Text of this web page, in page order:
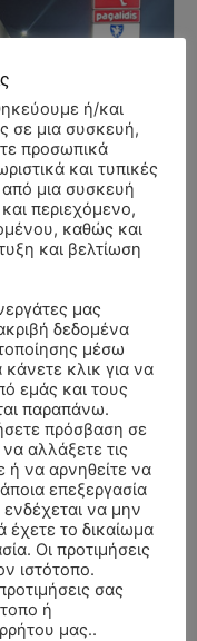
ή/και
σε μια συσκευή,
προσωπικά
και τυπικές
μια συσκευή
περιεχόμενο,
καθώς και
και βελτίωση
μας
δεδομένα
μέσω
κλικ για να
εμάς και τους
παραπάνω.
πρόσβαση σε
αλλάξετε τις
ή να αρνηθείτε να
επεξεργασία
να μην
έχετε το δικαίωμα
Οι προτιμήσεις
ιστότοπο.
σας
ή
μας..